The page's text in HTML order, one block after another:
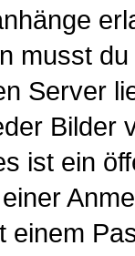
musst
Server
Bilder
ist ein
einem